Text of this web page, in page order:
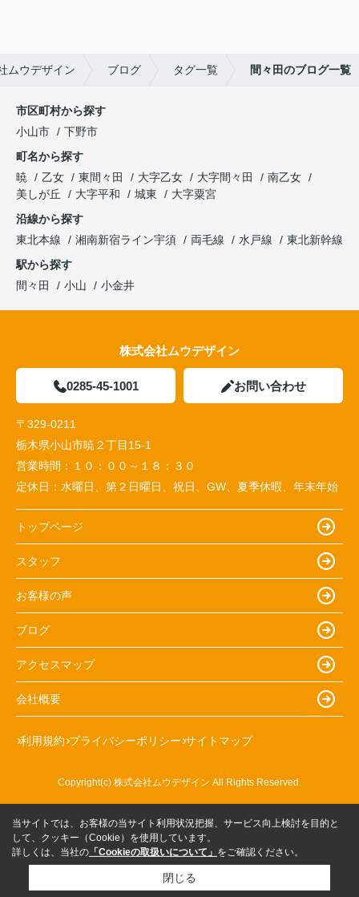
ムウデザイン ブログ タグ一覧 間々田のブログ一覧
市区町村から探す
小山市
下野市
町名から探す
暁
乙女 東間々田 大字乙女 大字間々田
南乙女
美しが丘
大字平和 城東
大字粟宮
沿線から探す
東北本線
湘南新宿ライン宇須 両毛線 水戸線
東北新幹線
駅から探す
間々田
小山 小金井
株式会社ムウデザイン
0285-45-1001 お問い合わせ
〒329-0211
栃木県小山市暁２丁目15-1
営業時間： １０：００～１８：３０
定休日： 水曜日、第２日曜日、祝日、GW、夏季休暇、年末年始
トップページ
スタッフ
お客様の声
ブログ
アクセスマップ
会社概要
利用規約 プライバシーポリシー サイトマップ
Copyright(c) 株式会社ムウデザイン All Rights Reserved.
当サイトでは、お客様の当サイト利用状況把握、サービス向上検討を目的と
して、クッキー（Cookie）を使用しています。
詳しくは、当社の 「Cookieの取扱いについて」 をご確認ください。
閉じる